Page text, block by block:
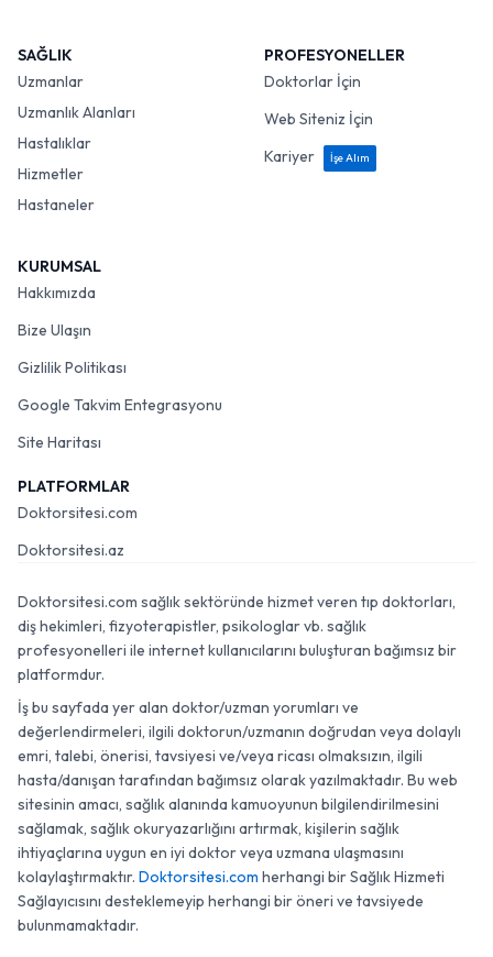
SAĞLIK
Uzmanlar
Uzmanlık Alanları
Hastalıklar
Hizmetler
Hastaneler
PROFESYONELLER
Doktorlar İçin
Web Siteniz İçin
Kariyer
İşe Alım
KURUMSAL
Hakkımızda
Bize Ulaşın
Gizlilik Politikası
Google Takvim Entegrasyonu
Site Haritası
PLATFORMLAR
Doktorsitesi.com
Doktorsitesi.az
Doktorsitesi.com sağlık sektöründe hizmet veren tıp doktorları,
diş hekimleri, fizyoterapistler, psikologlar vb. sağlık
profesyonelleri ile internet kullanıcılarını buluşturan bağımsız bir
platformdur.
İş bu sayfada yer alan doktor/uzman yorumları ve
değerlendirmeleri, ilgili doktorun/uzmanın doğrudan veya dolaylı
emri, talebi, önerisi, tavsiyesi ve/veya ricası olmaksızın, ilgili
hasta/danışan tarafından bağımsız olarak yazılmaktadır. Bu web
sitesinin amacı, sağlık alanında kamuoyunun bilgilendirilmesini
sağlamak, sağlık okuryazarlığını artırmak, kişilerin sağlık
ihtiyaçlarına uygun en iyi doktor veya uzmana ulaşmasını
kolaylaştırmaktır. Doktorsitesi.com herhangi bir Sağlık Hizmeti
Sağlayıcısını desteklemeyip herhangi bir öneri ve tavsiyede
bulunmamaktadır.